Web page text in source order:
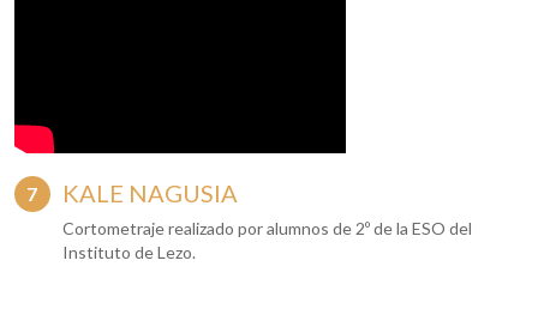
KALE NAGUSIA
Cortometraje realizado por alumnos de 2º de la ESO del
Instituto de Lezo.